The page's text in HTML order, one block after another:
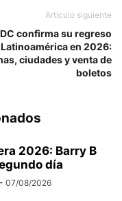
Artículo siguiente
confirma su regreso
Latinoamérica en 2026:
ciudades y venta de
boletos
2026: Barry B
día
- 07/08/2026